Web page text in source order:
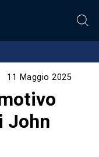
11 Maggio 2025
John